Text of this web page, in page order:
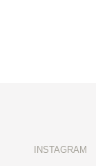
INSTAGRAM